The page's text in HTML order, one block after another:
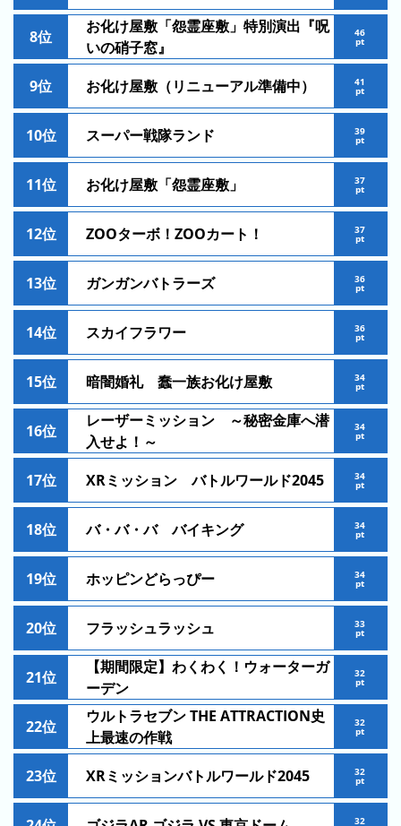
昨
日
の
ン
キ
ン
グ
今
月
の
ラ
ン
キ
ン
グ
先
月
の
ラ
ン
グ
の
ラ
ン
キ
ン
グ
去
年
8位
お化け屋敷「怨霊座敷」特別演出『呪
いの硝子窓』
46
pt
9位 お化け屋敷（リニューアル準備中） 41
pt
10位 スーパー戦隊ランド 39
pt
11位 お化け屋敷「怨霊座敷」 37
pt
12位 ZOOターボ！ZOOカート！ 37
pt
13位 ガンガンバトラーズ 36
pt
14位 スカイフラワー 36
pt
15位 暗闇婚礼 蠢一族お化け屋敷 34
pt
16位
レーザーミッション ～秘密金庫へ潜
入せよ！～
34
pt
17位 XRミッション バトルワールド2045 34
pt
18位 バ・バ・バ バイキング 34
pt
19位 ホッピンどらっぴー 34
pt
20位 フラッシュラッシュ 33
pt
21位
【期間限定】わくわく！ウォーターガ
ーデン
32
pt
22位
ウルトラセブン THE ATTRACTION史
上最速の作戦
32
pt
23位 XRミッションバトルワールド2045 32
pt
32